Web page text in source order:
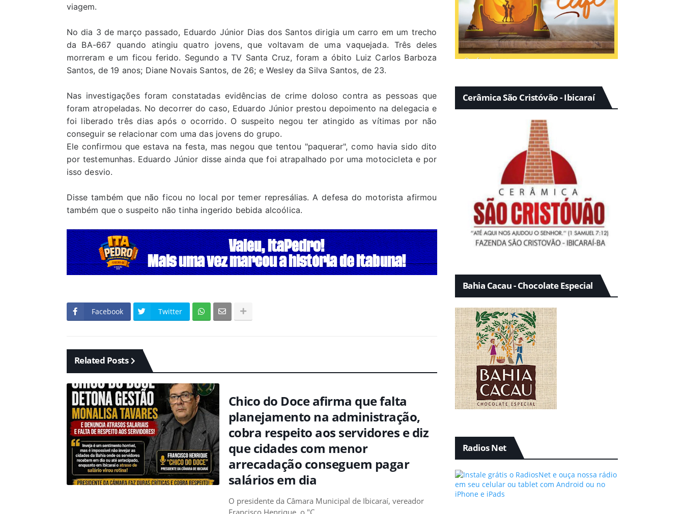
viagem.
No dia 3 de março passado, Eduardo Júnior Dias dos Santos dirigia um carro em um trecho
da BA-667 quando atingiu quatro jovens, que voltavam de uma vaquejada. Três deles
morreram e um ficou ferido. Segundo a TV Santa Cruz, foram a óbito Luiz Carlos Barboza
Santos, de 19 anos; Diane Novais Santos, de 26; e Wesley da Silva Santos, de 23.
Nas investigações foram constatadas evidências de crime doloso contra as pessoas que
foram atropeladas. No decorrer do caso, Eduardo Júnior prestou depoimento na delegacia e
foi liberado três dias após o ocorrido. O suspeito negou ter atingido as vítimas por não
conseguir se relacionar com uma das jovens do grupo.
Ele confirmou que estava na festa, mas negou que tentou "paquerar", como havia sido dito
por testemunhas. Eduardo Júnior disse ainda que foi atrapalhado por uma motocicleta e por
isso desvio.
Disse também que não ficou no local por temer represálias. A defesa do motorista afirmou
também que o suspeito não tinha ingerido bebida alcoólica.
Facebook Twitter
Related Posts
Chico do Doce afirma que falta
planejamento na administração,
cobra respeito aos servidores e diz
que cidades com menor
arrecadação conseguem pagar
salários em dia
O presidente da Câmara Municipal de Ibicaraí, vereador
Francisco Henrique, o "C…
Cerâmica São Cristóvão - Ibicaraí
Bahia Cacau - Chocolate Especial
Radios Net